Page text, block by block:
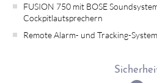
FUSION 750 mit BOSE
Cockpitlautsprechern
Remote Alarm- und Tracking-